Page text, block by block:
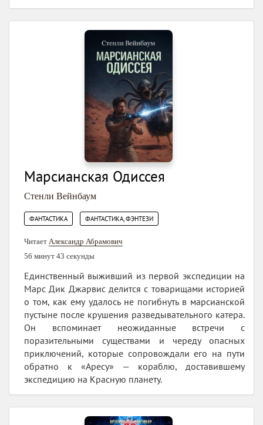
Марсианская Одиссея
Стенли Вейнбаум
ФАНТАСТИКА ФАНТАСТИКА, ФЭНТЕЗИ
Читает Александр Абрамович
56 минут 43 секунды
Единственный выживший из первой экспедиции на
Марс Дик Джарвис делится с товарищами историей
о том, как ему удалось не погибнуть в марсианской
пустыне после крушения разведывательного катера.
Он вспоминает неожиданные встречи с
поразительными существами и череду опасных
приключений, которые сопровождали его на пути
обратно к «Аресу» — кораблю, доставившему
экспедицию на Красную планету.